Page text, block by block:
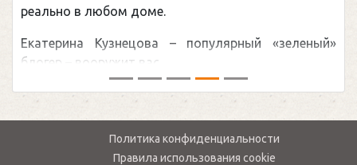
реально в любом доме.
Екатерина Кузнецова – популярный «зеленый»
блогер – вооружит вас ...
Политика конфиденциальности
Правила использования cookie